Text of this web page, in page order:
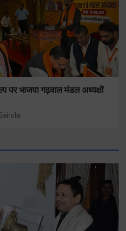
पर भाजपा गढ़वाल मंडल अध्यक्षों